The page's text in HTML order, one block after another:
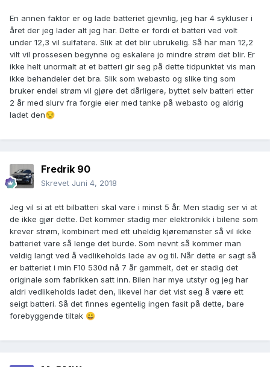
En annen faktor er og lade batteriet gjevnlig, jeg har 4 sykluser i
året der jeg lader alt jeg har. Dette er fordi et batteri ved volt
under 12,3 vil sulfatere. Slik at det blir ubrukelig. Så har man 12,2
vilt vil prossesen begynne og eskalere jo mindre strøm det blir. Er
ikke helt unormalt at et batteri gir seg på dette tidpunktet vis man
ikke behandeler det bra. Slik som webasto og slike ting som
bruker endel strøm vil gjøre det dårligere, byttet selv batteri etter
2 år med slurv fra forgie eier med tanke på webasto og aldrig
ladet den😒
Fredrik 90
Skrevet Juni 4, 2018
Jeg vil si at ett bilbatteri skal vare i minst 5 år. Men stadig ser vi at
de ikke gjør dette. Det kommer stadig mer elektronikk i bilene som
krever strøm, kombinert med ett uheldig kjøremønster så vil ikke
batteriet vare så lenge det burde. Som nevnt så kommer man
veldig langt ved å vedlikeholds lade av og til. Når dette er sagt så
er batteriet i min F10 530d nå 7 år gammelt, det er stadig det
originale som fabrikken satt inn. Bilen har mye utstyr og jeg har
aldri vedlikeholds ladet den, likevel har det vist seg å være ett
seigt batteri. Så det finnes egentelig ingen fasit på dette, bare
forebyggende tiltak 😀